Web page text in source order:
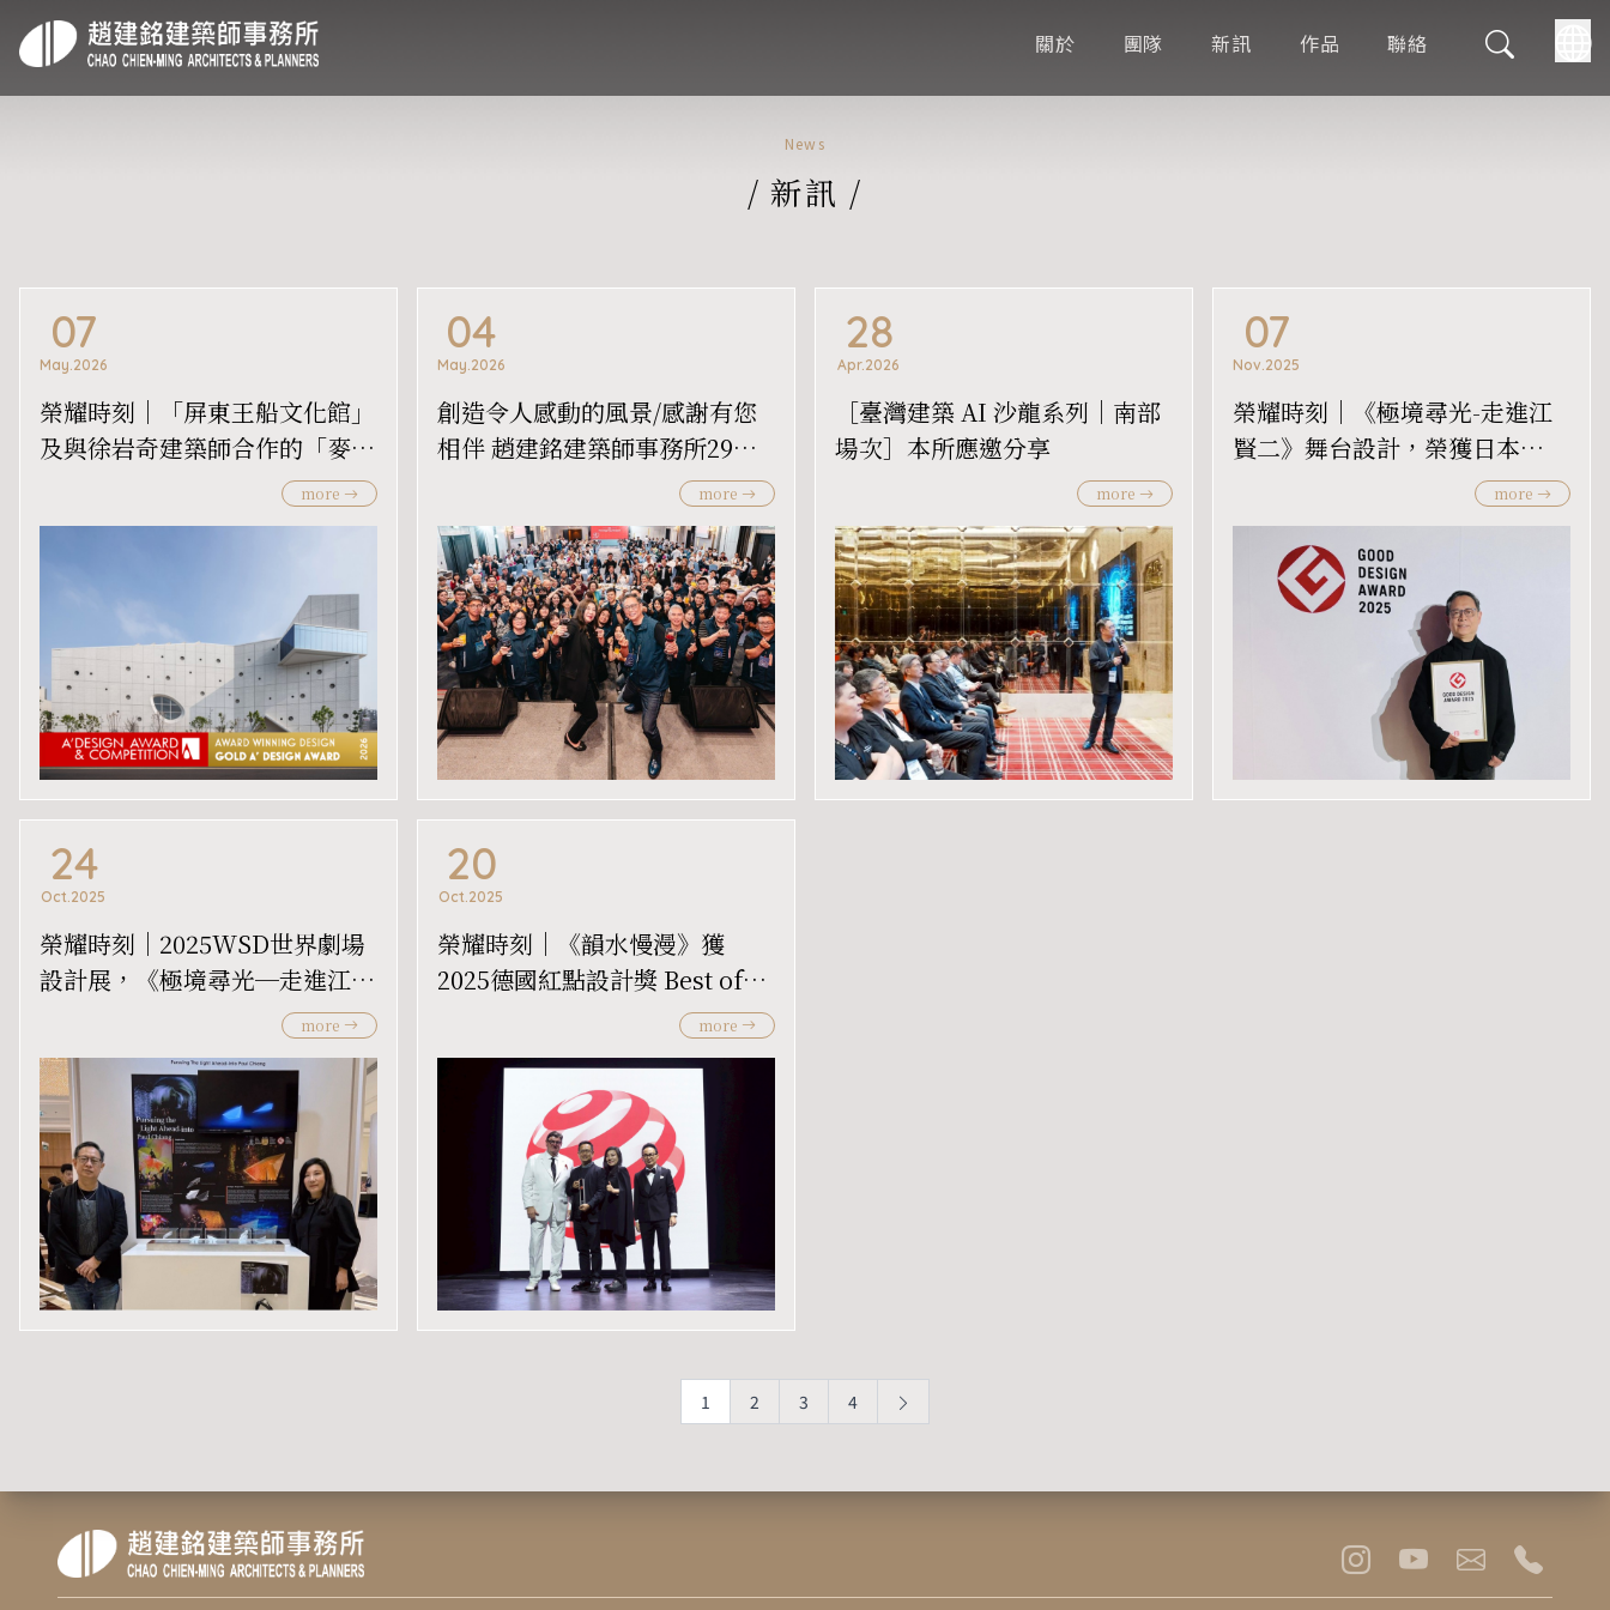
關於 團隊 新訊 作品 聯絡
News
/ 新訊 /
07
May.2026
榮耀時刻｜「屏東王船文化館」
及與徐岩奇建築師合作的「麥寮
社教園區」，兩案獲 2026 義大
利 A’ Design Award！
more
04
May.2026
創造令人感動的風景/感謝有您
相伴 趙建銘建築師事務所29週
more
28
Apr.2026
［臺灣建築 AI 沙龍系列｜南部
場次］本所應邀分享
more
07
Nov.2025
榮耀時刻｜《極境尋光-走進江
賢二》舞台設計，榮獲日本
2025 Good Design Award！
more
24
Oct.2025
榮耀時刻｜2025WSD世界劇場
設計展，《極境尋光─走進江賢
二》，入圍舞台設計獎項！
more
20
Oct.2025
榮耀時刻｜《韻水慢漫》獲
2025德國紅點設計獎 Best of
more
1 2 3 4